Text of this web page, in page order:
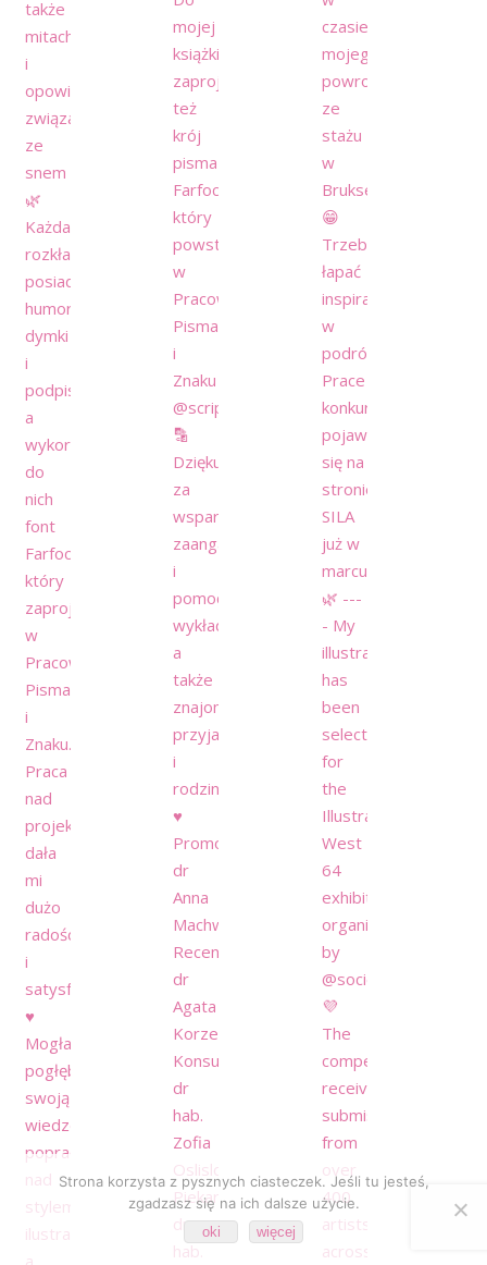
Strona korzysta z pysznych ciasteczek. Jeśli tu jesteś,
zgadzasz się na ich dalsze użycie.
oki więcej